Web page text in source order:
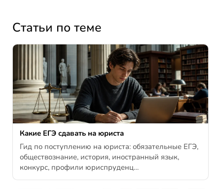
Статьи по теме
Какие ЕГЭ сдавать на юриста
Гид по поступлению на юриста: обязательные ЕГЭ,
обществознание, история, иностранный язык,
конкурс, профили юриспруденц…